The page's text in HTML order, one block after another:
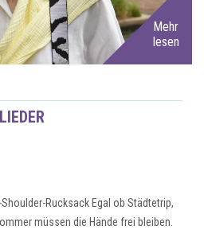
Mehr
lesen
Rucksack Egal ob Städtetrip,
müssen die Hände frei bleiben.